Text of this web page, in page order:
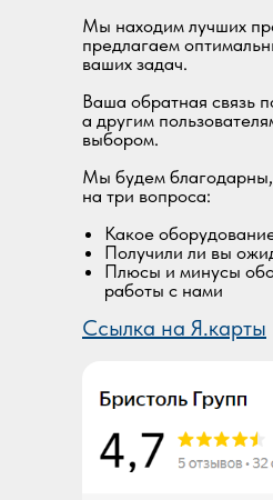
Мы находим лучших
предлагаем
ваших задач.
Ваша обратная связь
а другим
выбором.
Мы будем благодарны,
на три вопроса:
Какое
Получили ли вы
Плюсы и минусы
работы с нами
Ссылка на Я.карты